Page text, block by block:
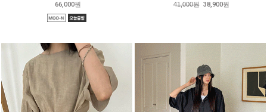
66,000원
41,000원 38,900원